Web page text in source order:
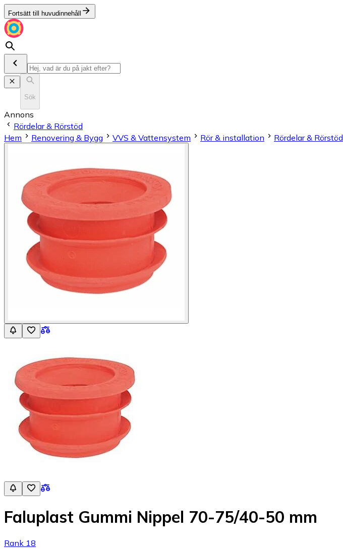
Fortsätt till huvudinnehåll
Sök
Annons
Rördelar & Rörstöd
Hem
Renovering & Bygg VVS & Vattensystem Rör & installation Rördelar & Rörstöd
Faluplast Gummi Nippel 70-75/40-50 mm
Rank 18